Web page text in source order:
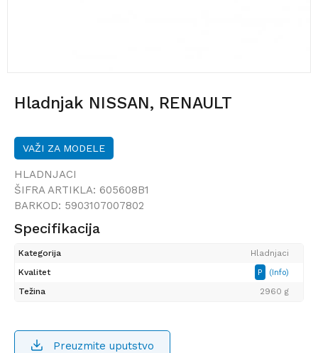
Hladnjak NISSAN, RENAULT
VAŽI ZA MODELE
HLADNJACI
ŠIFRA ARTIKLA: 605608B1
BARKOD: 5903107007802
Specifikacija
Kategorija
Hladnjaci
Kvalitet
P (Info)
Težina 2960 g
Preuzmite uputstvo